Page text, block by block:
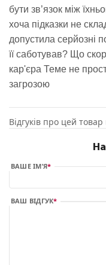
бути зв’язок між
хоча підказки не
допустила серйозні
її саботував? Що
кар'єра Теме не
загрозою
Відгуків про цей
ВАШЕ ІМ’Я
ВАШ ВІДГУК